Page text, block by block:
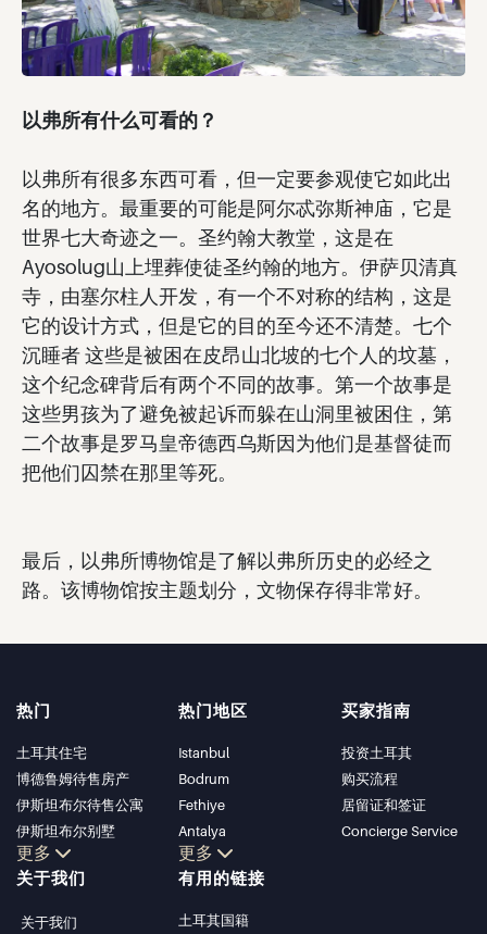
以弗所有什么可看的？
以弗所有很多东西可看，但一定要参观使它如此出
名的地方。最重要的可能是阿尔忒弥斯神庙，它是
世界七大奇迹之一。圣约翰大教堂，这是在
Ayosolug山上埋葬使徒圣约翰的地方。伊萨贝清真
寺，由塞尔柱人开发，有一个不对称的结构，这是
它的设计方式，但是它的目的至今还不清楚。七个
沉睡者 这些是被困在皮昂山北坡的七个人的坟墓，
这个纪念碑背后有两个不同的故事。第一个故事是
这些男孩为了避免被起诉而躲在山洞里被困住，第
二个故事是罗马皇帝德西乌斯因为他们是基督徒而
把他们囚禁在那里等死。
最后，以弗所博物馆是了解以弗所历史的必经之
路。该博物馆按主题划分，文物保存得非常好。
热门
土耳其住宅
博德鲁姆待售房产
伊斯坦布尔待售公寓
伊斯坦布尔别墅
博德鲁姆别墅
安塔利亚待售公寓
更多
热门地区
Istanbul
Bodrum
Fethiye
Antalya
Kalkan
Alanya
更多
买家指南
投资土耳其
购买流程
居留证和签证
Concierge Service
关于我们
关于我们
有用的链接
土耳其国籍